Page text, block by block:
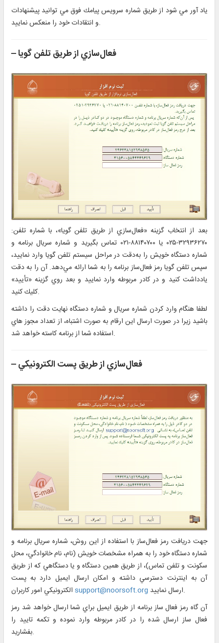
ياد آور مي شود از طريق شماره سرويس پيامك فوق مي توانيد پيشنهادات
و انتقادات خود را منعكس نماييد.
–فعال‌سازي از طریق تلفن گویا
بعد از انتخاب گزينه «فعال‌سازي از طريق تلفن گويا»، با شماره تلفن:
۳۲۹۳۶۲۷۰-۰۲۵ يا ۸۸۱۴۰۷۰۰-۰۲۱ تماس بگيريد و شماره سریال برنامه و
شماره دستگاه خويش را به‌دقت در مراحل سيستم تلفن گويا وارد نماييد،
سپس تلفن گویا رمز فعال‌ساز برنامه را به شما ارائه مي‌دهد. آن را به ‌دقت
یادداشت كنيد و در كادر مربوطه وارد نماييد و بعد روي گزينه «تأیید»
كليك كنيد.
لطفا هنگام وارد كردن شماره سريال و شماره دستگاه نهايت دقت را داشته
باشيد زيرا در صورت ارسال اين ارقام به صورت اشتباه، از تعداد مجوز هاي
استفاده شما از برنامه كاسته خواهد شد.
–فعال‌سازي از طريق پست الكترونيكي
جهت دريافت رمز فعال‌ساز با استفاده از اين روش، شماره سريال برنامه و
شماره دستگاه خود را به همراه مشخصات خويش (نام،‌ نام خانوادگي، محل
سكونت و تلفن تماس)، از طريق همين دستگاه و يا دستگاهي كه از طريق
آن به اينترنت دسترسي داشته و امكان ارسال ايميل دارد به پست
support@noorsoft.org
ارسال نماييد.
آن گاه رمز فعال ساز برنامه از طريق ايميل براي شما ارسال خواهد شد رمز
فعال ساز ارسال شده را در كادر مربوطه وارد نموده و تكمه تاييد را
بفشاريد.